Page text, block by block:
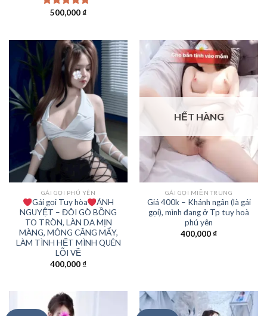
Được xếp
500,000₫
GÁI GỌI PHÚ YÊN
Gái gọi Tuy hòa
ÁNH
NGUYỆT – ĐÔI GÒ BỒNG
TO TRÒN, LÀN DA MỊN
MÀNG, MÔNG CĂNG MẨY,
LÀM TÌNH HẾT MÌNH QUÊN
LỖI VỀ
400,000₫
HẾT HÀNG
GÁI GỌI MIỀN TRUNG
Giá 400k – Khánh ngân (là gái
gọi), mình đang ở Tp tuy hoà
phú yên
400,000₫